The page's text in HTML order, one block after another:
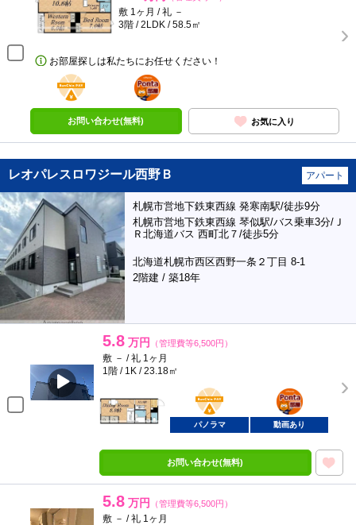
敷 1ヶ月 / 礼 －
3階 / 2LDK / 58.5㎡
お部屋探しは私たちにお任せください！
BunChinPAY
ポンタ
部屋
お問い合わせ(無料) お気に入り
レオパレスロワジール西野Ｂ アパート
札幌市営地下鉄東西線 発寒南駅/徒歩9分
札幌市営地下鉄東西線 琴似駅/バス乗車3分/Ｊ
Ｒ北海道バス 西町北７/徒歩5分
北海道札幌市西区西野一条２丁目 8-1
2階建 / 築18年
5.8 万円 （管理費等6,500円）
敷 － / 礼 1ヶ月
1階 / 1K / 23.18㎡
BunChinPAY
ポンタ
部屋
パノラマ 動画あり
お問い合わせ(無料)
5.8 万円 （管理費等6,500円）
敷 － / 礼 1ヶ月